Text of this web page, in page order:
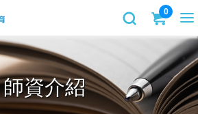
0
師資介紹